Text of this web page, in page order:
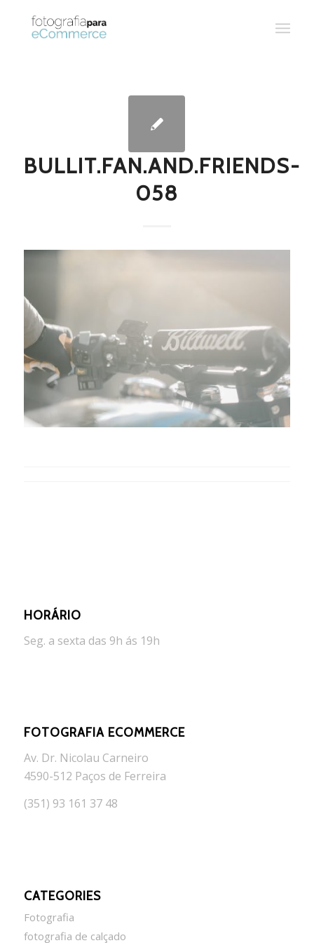
BULLIT.FAN.AND.FRIENDS-
058
HORÁRIO
Seg. a sexta das 9h ás 19h
FOTOGRAFIA ECOMMERCE
Av. Dr. Nicolau Carneiro
4590-512 Paços de Ferreira
(351) 93 161 37 48
CATEGORIES
Fotografia
fotografia de calçado